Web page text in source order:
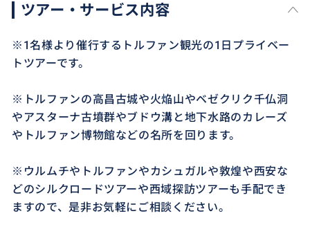
ツアー・サービス内容
※1名様より催行するトルファン観光の1日プライベー
トツアーです。
※トルファンの高昌古城や火焔山やベゼクリク千仏洞
やアスターナ古墳群やブドウ溝と地下水路のカレーズ
やトルファン博物館などの名所を回ります。
※ウルムチやトルファンやカシュガルや敦煌や西安な
どのシルクロードツアーや西域探訪ツアーも手配でき
ますので、是非お気軽にご相談ください。